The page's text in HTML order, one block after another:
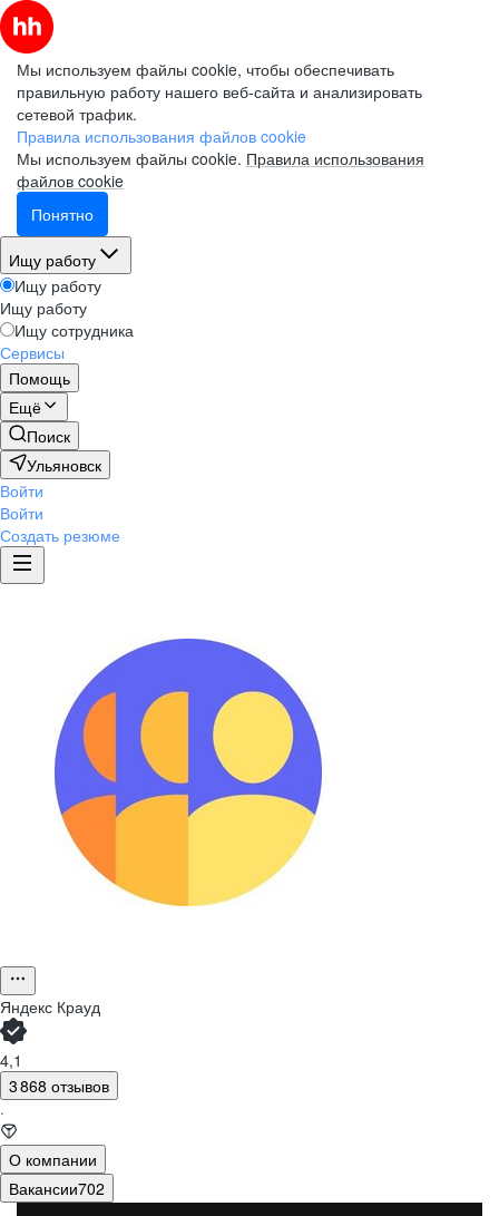
Мы используем файлы cookie, чтобы обеспечивать
правильную работу нашего веб-сайта и анализировать
сетевой трафик.
Правила использования файлов cookie
Мы используем файлы cookie. Правила использования
файлов cookie
Понятно
Ищу работу
Ищу работу
Ищу работу
Ищу сотрудника
Сервисы
Помощь
Ещё
Поиск
Ульяновск
Войти
Войти
Создать резюме
Яндекс Крауд
4,1
3 868 отзывов
·
О компании
Вакансии702